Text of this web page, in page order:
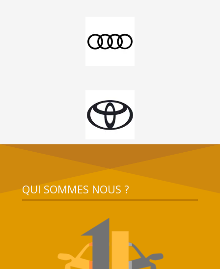
QUI SOMMES NOUS ?